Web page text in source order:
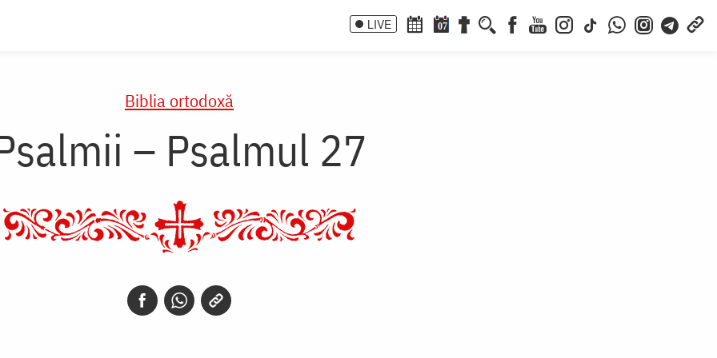
LIVE 07
Biblia ortodoxă
– Psalmul 27